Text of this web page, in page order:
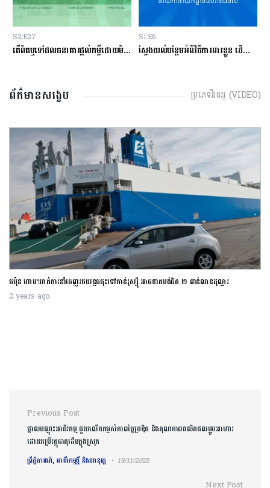
S2:E27
តើពិតឬទេដែលធនាគារផ្ដល់កម្ចីដោយមិនសិក្សាលើលទ្ធភាពសងត្រឡប់?
S1:E6
ស្វែងយល់បន្ថែមអំពីវិធីការពារខ្លួន ដើម្បីជៀសវាងពីការឆបោកតាមបច្ចេកវិទ្យាហិរញ្ញវត្ថុ!
ព័ត៌មានសង្ខេប ប្រភេទវីដេអូ (VIDEO)
ជប៉ុន ហាមឃាត់ការនាំចេញរថយន្តជជុះទៅកាន់រុស្ស៊ី អាចខាតបង់ជិត ២ ពាន់លានដុល្លារ
2 years ago
Post navigation
Previous Post
ថ្នាលបណ្តុះអាជីវកម្ម ជួយលើកកម្ពស់ភាពច្នៃប្រឌិត និងគុណភាពផលិតផលម្ហូបអាហារ
ដោយប្រើវត្ថុធាតុដើមក្នុងស្រុក
ព្រឹត្តិការណ៍, អាជីវកម្មថ្មី និងនវានុវត្ត 19/11/2025
Next Post